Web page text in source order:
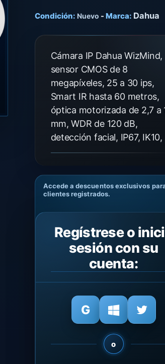
Condición: Nuevo - Marca: Dahua
Cámara IP Dahua WizMind,
sensor CMOS de 8
megapíxeles, 25 a 30 ips,
Smart IR hasta 60 metros,
óptica motorizada de 2,7 a
mm, WDR de 120 dB,
detección facial, IP67, IK10,
Accede a descuentos exclusivos
clientes registrados.
Regístrese o
sesión con su
cuenta:
o